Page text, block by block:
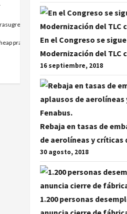
without a
prasugrel
En el Congreso se
Modernización del TLC
16 septiembre, 2018
Rebaja en tasas de
de aerolíneas y críticas
30 agosto, 2018
1.200 personas